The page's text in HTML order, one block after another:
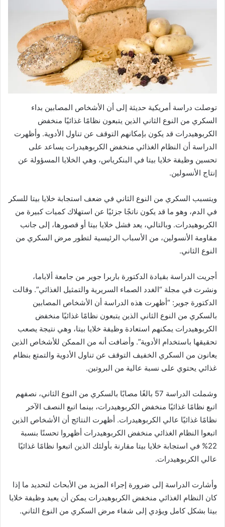
توصلت دراسة أمريكية حديثة إلى أن الأشخاص المصابين بداء
السكري من النوع الثاني الذين يتبعون نظامًا غذائيًا منخفض
الكربوهيدرات قد يكون بإمكانهم التوقف عن تناول الأدوية. وأظهرت
الدراسة أن النظام الغذائي منخفض الكربوهيدرات يساعد على
تحسين وظيفة خلايا بيتا في البنكرياس، وهي الخلايا المسؤولة عن
إنتاج الأنسولين.
ويتسبب السكري من النوع الثاني في ضعف استجابة خلايا بيتا للسكر
في الدم، وهو ما قد يكون ناتجًا جزئيًا عن استهلاك كميات كبيرة من
الكربوهيدرات. وبالتالي، يعد فشل خلايا بيتا أو قصورها، إلى جانب
مقاومة الأنسولين، من الأسباب الرئيسية لتطور مرض السكري من
النوع الثاني.
أجريت الدراسة بقيادة الدكتورة باربرا جوير من جامعة ألاباما،
ونشرت في مجلة “الغدد الصماء السريرية والتمثيل الغذائي”. وقالت
الدكتورة جوير: “أظهرت هذه الدراسة أن الأشخاص المصابين
بالسكري من النوع الثاني الذين يتبعون نظامًا غذائيًا منخفض
الكربوهيدرات يمكنهم استعادة وظيفة خلايا بيتا، وهي نتيجة يصعب
تحقيقها باستخدام الأدوية”. وأضافت أنه من الممكن للأشخاص الذين
يعانون من السكري الخفيف التوقف عن تناول الأدوية والتمتع بنظام
غذائي يحتوي على نسبة عالية من البروتين.
وشملت الدراسة 57 بالغًا مصابًا بالسكري من النوع الثاني، نصفهم
اتبع نظامًا غذائيًا منخفض الكربوهيدرات، بينما اتبع النصف الآخر
نظامًا غذائيًا عالي الكربوهيدرات. أظهرت النتائج أن الأشخاص الذين
اتبعوا النظام الغذائي منخفض الكربوهيدرات أظهروا تحسنًا بنسبة
22% في استجابة خلايا بيتا مقارنة بأولئك الذين اتبعوا نظامًا غذائيًا
عالي الكربوهيدرات.
وأشارت الدراسة إلى ضرورة إجراء المزيد من الأبحاث لتحديد ما إذا
كان النظام الغذائي منخفض الكربوهيدرات يمكن أن يعيد وظيفة خلايا
بيتا بشكل كامل ويؤدي إلى شفاء مرض السكري من النوع الثاني.